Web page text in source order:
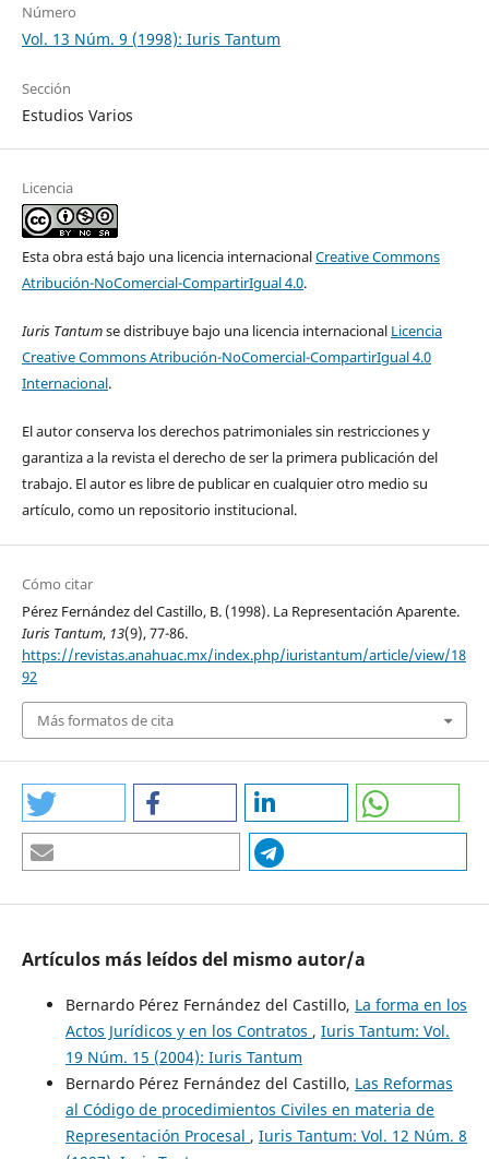
Número
Vol. 13 Núm. 9 (1998): Iuris Tantum
Sección
Estudios Varios
Licencia
Esta obra está bajo una licencia internacionalCreative Commons
Atribución-NoComercial-CompartirIgual 4.0.
Iuris Tantumse distribuye bajo una licencia internacional Licencia
Creative Commons Atribución-NoComercial-CompartirIgual 4.0
Internacional.
El autor conserva los derechos patrimoniales sin restricciones y
garantiza a la revista el derecho de ser la primera publicación del
trabajo. El autor es libre de publicar en cualquier otro medio su
artículo, como un repositorio institucional.
Cómo citar
Pérez Fernández del Castillo, B. (1998). La Representación Aparente.
Iuris Tantum, 13(9), 77-86.
https://revistas.anahuac.mx/index.php/iuristantum/article/view/18
92
Más formatos de cita
Artículos más leídos del mismo autor/a
Bernardo Pérez Fernández del Castillo, La forma en los
Actos Jurídicos y en los Contratos , Iuris Tantum: Vol.
19 Núm. 15 (2004): Iuris Tantum
Bernardo Pérez Fernández del Castillo, Las Reformas
al Código de procedimientos Civiles en materia de
Representación Procesal , Iuris Tantum: Vol. 12 Núm. 8